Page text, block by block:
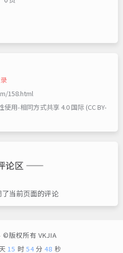
158.html
使用-相同方式共享 4.0 国际 (CC BY-
论区 ——
当前页面的评论
©版权所有 VKJIA
15 时 54分 48 秒